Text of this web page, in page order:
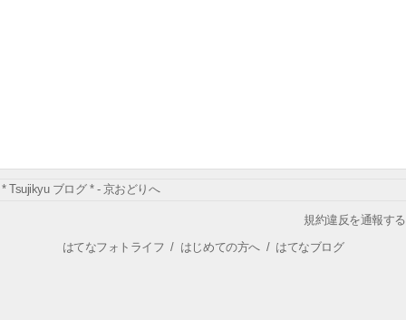
* Tsujikyu ブログ * - 京おどりへ
規約違反を通報する
はてなフォトライフ / はじめての方へ/ はてなブログ